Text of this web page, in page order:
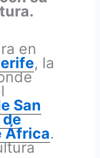
en
, la
San
de
África.